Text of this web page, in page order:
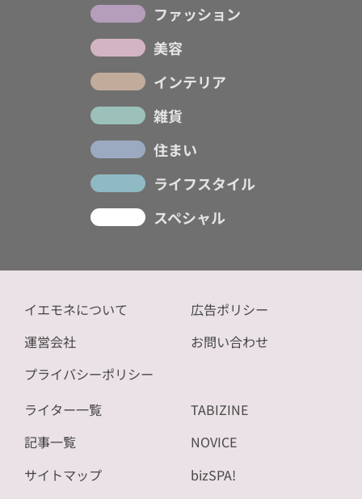
ファッション
美容
インテリア
雑貨
住まい
ライフスタイル
スペシャル
イエモネについて
運営会社
プライバシーポリシー
広告ポリシー
お問い合わせ
ライター一覧
記事一覧
サイトマップ
TABIZINE
NOVICE
bizSPA!